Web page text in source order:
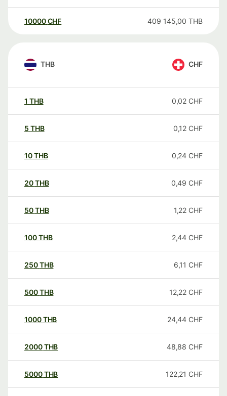
10000 CHF 409 145,00 THB
THB CHF
1 THB 0,02 CHF
5 THB 0,12 CHF
10THB 0,24 CHF
20THB 0,49 CHF
50THB 1,22 CHF
100THB 2,44 CHF
250THB 6,11 CHF
500THB 12,22 CHF
1000THB 24,44 CHF
2000THB 48,88 CHF
5000THB 122,21 CHF